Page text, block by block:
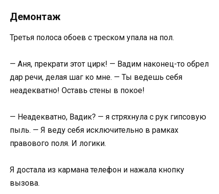
Демонтаж
Третья полоса обоев с треском упала на пол.
— Аня, прекрати этот цирк! — Вадим наконец-то обрел
дар речи, делая шаг ко мне. — Ты ведешь себя
неадекватно! Оставь стены в покое!
— Неадекватно, Вадик? — я стряхнула с рук гипсовую
пыль. — Я веду себя исключительно в рамках
правового поля. И логики.
Я достала из кармана телефон и нажала кнопку
вызова.